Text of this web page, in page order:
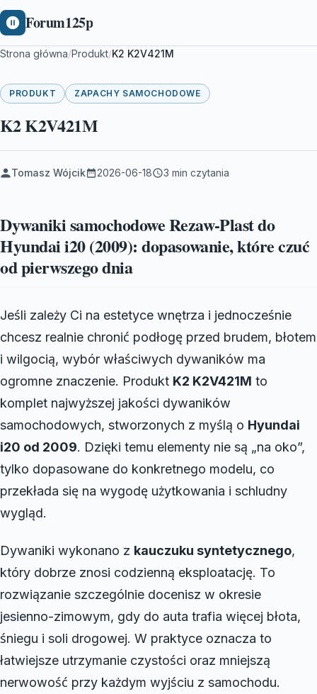
Forum125p
Strona główna/Produkt/K2 K2V421M
PRODUKT ZAPACHY SAMOCHODOWE
K2 K2V421M
Tomasz Wójcik 2026-06-18 3 min czytania
Dywaniki samochodowe Rezaw-Plast do
Hyundai i20 (2009): dopasowanie, które czuć
od pierwszego dnia
Jeśli zależy Ci na estetyce wnętrza i jednocześnie
chcesz realnie chronić podłogę przed brudem, błotem
i wilgocią, wybór właściwych dywaników ma
ogromne znaczenie. Produkt K2 K2V421M to
komplet najwyższej jakości dywaników
samochodowych, stworzonych z myślą o Hyundai
i20 od 2009. Dzięki temu elementy nie są „na oko”,
tylko dopasowane do konkretnego modelu, co
przekłada się na wygodę użytkowania i schludny
wygląd.
Dywaniki wykonano z kauczuku syntetycznego,
który dobrze znosi codzienną eksploatację. To
rozwiązanie szczególnie docenisz w okresie
jesienno-zimowym, gdy do auta trafia więcej błota,
śniegu i soli drogowej. W praktyce oznacza to
łatwiejsze utrzymanie czystości oraz mniejszą
nerwowość przy każdym wyjściu z samochodu.